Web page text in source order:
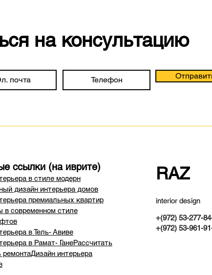
на консультацию
ссылки (на иврите)
в стиле модерн
дизайн интерьера домов
премиальных квартир
в современном стиле
в Тель- Авиве
в Рамат- ГанеРассчитать
ремонтаДизайн интерьера
RAZ
interior design
+(972) 53-277-
+(972) 53-961-